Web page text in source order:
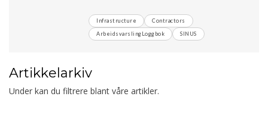
Infrastructure
Contractors
ArbeidsvarslingLoggbok
SINUS
Artikkelarkiv
Under kan du filtrere blant våre artikler.